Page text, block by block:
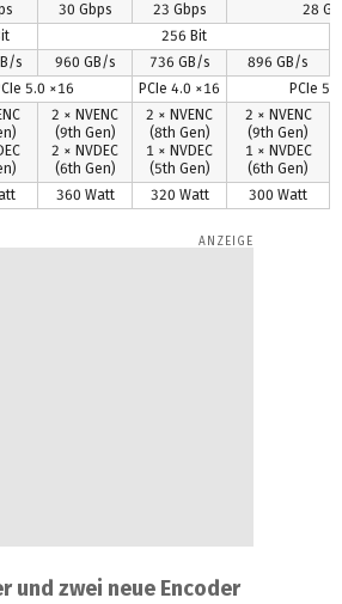
30 Gbps 23 Gbps
28
256 Bit
s 960 GB/s 736 GB/s
896 GB/s
5.0 ×16 PCIe 4.0 ×16 PCIe
2 × NVENC
(9th Gen)
2 × NVDEC
(6th Gen)
2 × NVENC
(8th Gen)
1 × NVDEC
(5th Gen)
2 × NVENC
(9th Gen)
1 × NVDEC
(6th Gen)
360 Watt 320 Watt 300 Watt
und zwei neue Encoder